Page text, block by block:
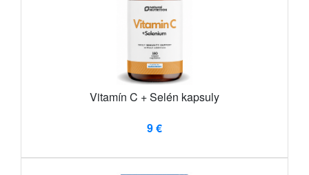
Vitamín C + Selén kapsuly
9 €